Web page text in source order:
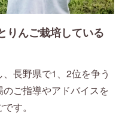
りんご栽培している
長野県で1、2位を争う
ご指導やアドバイスを
す。